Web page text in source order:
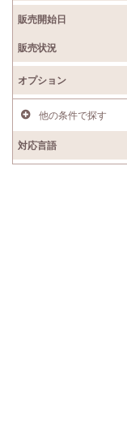
販売開始日
販売状況
オプション
他の条件で探す
対応言語